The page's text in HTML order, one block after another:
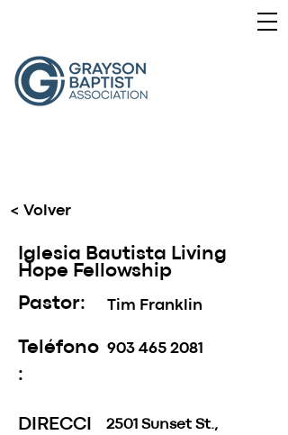
< Volver
Iglesia Bautista Living
Hope Fellowship
Pastor:
Tim Franklin
Teléfono
:
903 465 2081
DIRECCI
2501 Sunset St.,